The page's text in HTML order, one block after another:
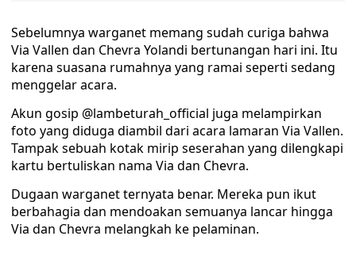
Sebelumnya warganet memang sudah curiga bahwa
Via Vallen dan Chevra Yolandi bertunangan hari ini. Itu
karena suasana rumahnya yang ramai seperti sedang
menggelar acara.
Akun gosip @lambeturah_official juga melampirkan
foto yang diduga diambil dari acara lamaran Via Vallen.
Tampak sebuah kotak mirip seserahan yang dilengkapi
kartu bertuliskan nama Via dan Chevra.
Dugaan warganet ternyata benar. Mereka pun ikut
berbahagia dan mendoakan semuanya lancar hingga
Via dan Chevra melangkah ke pelaminan.